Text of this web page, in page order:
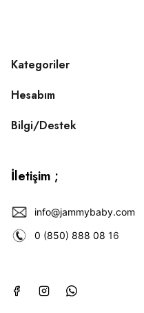
Kategoriler
Hesabım
Bilgi/Destek
İletişim ;
info@jammybaby.com
0 (850) 888 08 16